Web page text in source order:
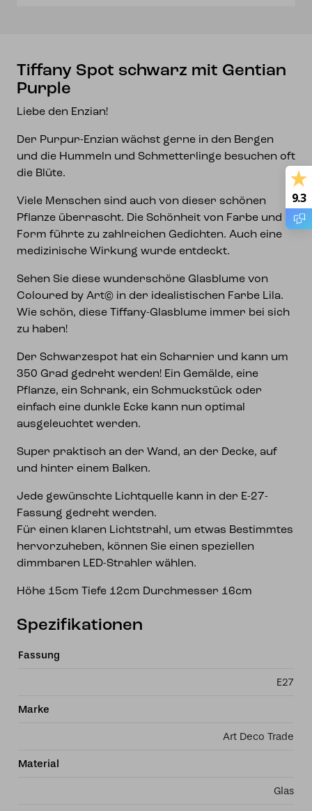
9.3
Tiffany Spot schwarz mit Gentian
Purple
Liebe den Enzian!
Der Purpur-Enzian wächst gerne in den Bergen
und die Hummeln und Schmetterlinge besuchen oft
die Blüte.
Viele Menschen sind auch von dieser schönen
Pflanze überrascht. Die Schönheit von Farbe und
Form führte zu zahlreichen Gedichten. Auch eine
medizinische Wirkung wurde entdeckt.
Sehen Sie diese wunderschöne Glasblume von
Coloured by Art© in der idealistischen Farbe Lila.
Wie schön, diese Tiffany-Glasblume immer bei sich
zu haben!
Der Schwarzespot hat ein Scharnier und kann um
350 Grad gedreht werden! Ein Gemälde, eine
Pflanze, ein Schrank, ein Schmuckstück oder
einfach eine dunkle Ecke kann nun optimal
ausgeleuchtet werden.
Super praktisch an der Wand, an der Decke, auf
und hinter einem Balken.
Jede gewünschte Lichtquelle kann in der E-27-
Fassung gedreht werden.
Für einen klaren Lichtstrahl, um etwas Bestimmtes
hervorzuheben, können Sie einen speziellen
dimmbaren LED-Strahler wählen.
Höhe 15cm Tiefe 12cm Durchmesser 16cm
Spezifikationen
Fassung
E27
Marke
Art Deco Trade
Material
Glas